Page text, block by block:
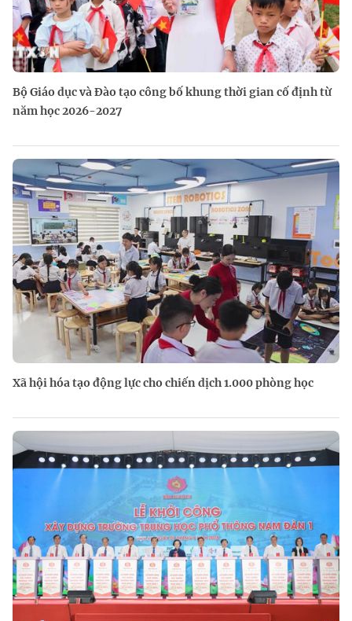
Bộ Giáo dục và Đào tạo công bố khung thời gian cố định từ
năm học 2026-2027
Xã hội hóa tạo động lực cho chiến dịch 1.000 phòng học